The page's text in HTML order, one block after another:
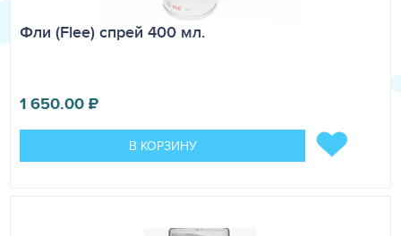
Фли (Flee) спрей 400 мл.
1 650.00₽
В КОРЗИНУ